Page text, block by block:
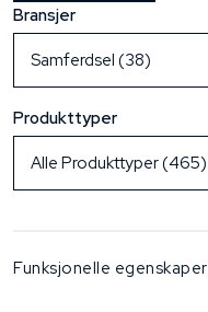
Bransjer
Produkttyper
Funksjonelle egenskaper